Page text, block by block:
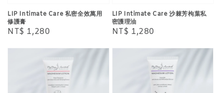
LIP Intimate Care 私密全效萬用
修護膏
Regular
NT$ 1,280
LIP Intimate Care 沙棘芳枸葉私
密護理油
Regular
NT$ 1,280